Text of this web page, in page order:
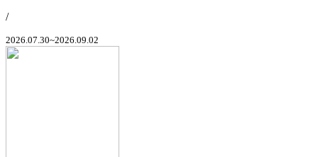
/
2026.07.30~2026.09.02